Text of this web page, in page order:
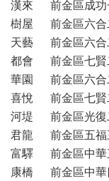
漢來 前金區成功
樹屋 前金區六合
天藝 前金區六合
都會 前金區七賢
華園 前金區六合
喜悅 前金區七賢
河堤 前金區光復
君龍 前金區五
富驛 前金區中華
康橋 前金區中華